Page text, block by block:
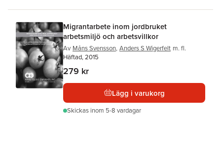
Migrantarbete inom jordbruket
arbetsmiljö och arbetsvillkor
Av Måns Svensson, Anders S Wigerfelt m. fl.
Häftad, 2015
279 kr
Lägg i varukorg
Skickas inom 5-8 vardagar